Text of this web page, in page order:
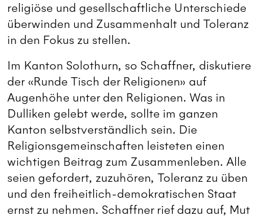
religiöse und gesellschaftliche Unterschiede
überwinden und Zusammenhalt und Toleranz
in den Fokus zu stellen.
Im Kanton Solothurn, so Schaffner, diskutiere
der «Runde Tisch der Religionen» auf
Augenhöhe unter den Religionen. Was in
Dulliken gelebt werde, sollte im ganzen
Kanton selbstverständlich sein. Die
Religionsgemeinschaften leisteten einen
wichtigen Beitrag zum Zusammenleben. Alle
seien gefordert, zuzuhören, Toleranz zu üben
und den freiheitlich-demokratischen Staat
ernst zu nehmen. Schaffner rief dazu auf, Mut